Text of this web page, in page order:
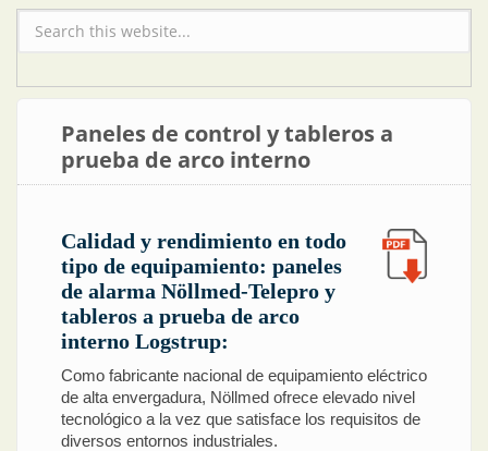
Formulario de búsqueda
Paneles de control y tableros a
prueba de arco interno
Calidad y rendimiento en todo
tipo de equipamiento: paneles
de alarma Nöllmed-Telepro y
tableros a prueba de arco
interno Logstrup:
Como fabricante nacional de equipamiento eléctrico
de alta envergadura, Nöllmed ofrece elevado nivel
tecnológico a la vez que satisface los requisitos de
diversos entornos industriales.